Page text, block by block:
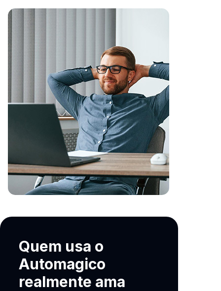
Quem usa o
Automagico
​realmente ama